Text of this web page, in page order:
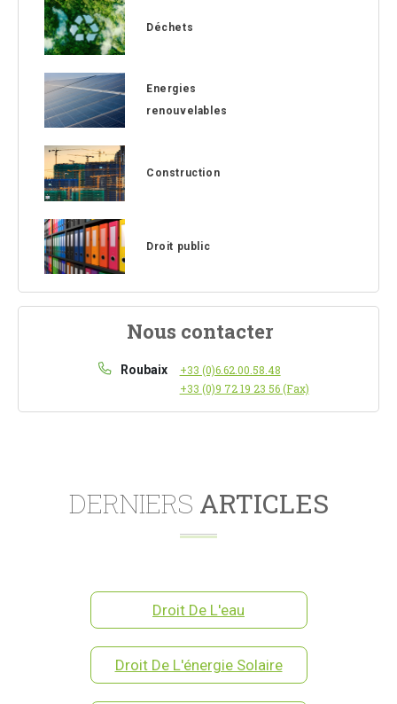
Déchets
Energies
renouvelables
Construction
Droit public
Nous contacter
Roubaix
+33 (0)6.62.00.58.48
+33 (0)9 72 19 23 56 (Fax)
DERNIERS ARTICLES
Droit De L'eau
Droit De L'énergie Solaire